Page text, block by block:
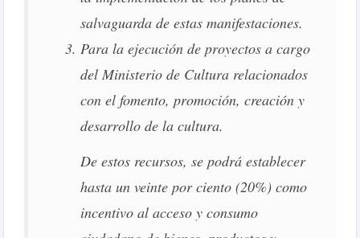
salvaguarda de estas manifestaciones.
Para la ejecución de proyectos a cargo
del Ministerio de Cultura relacionados
con el fomento, promoción, creación y
desarrollo de la cultura.
De estos recursos, se podrá establecer
hasta un veinte por ciento (20%) como
incentivo al acceso y consumo